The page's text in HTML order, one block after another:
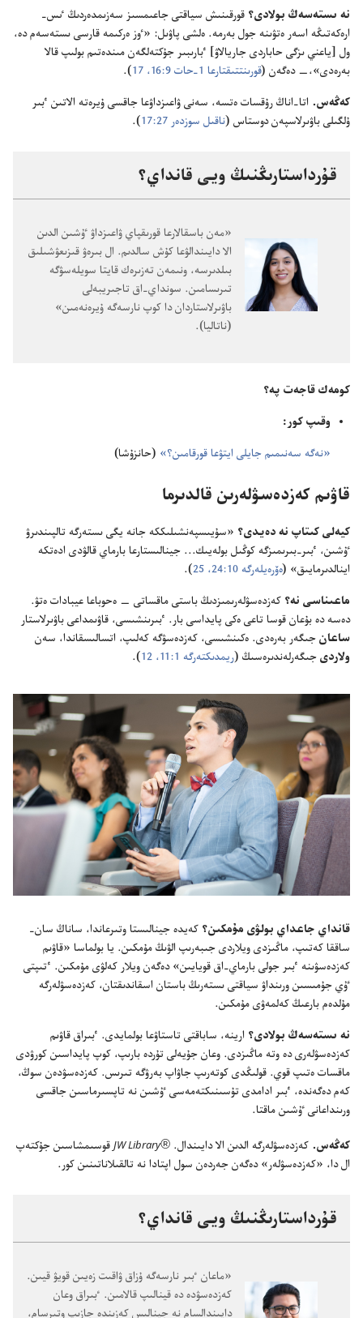
نە ىستە‌سە‌ڭ بولادى؟‏ قورقىنىش سياقتى جاعىمسىز سە‌زىمدە‌ردىڭ ٸس-‏
ارە‌كە‌تىڭە اسە‌ر ە‌تۋىنە جول بە‌رمە.‏ ە‌لشى پاۋىل:‏ «ٶز ە‌ركىمە قارسى ىستە‌سە‌م دە،‏
ول [ياعني ىزگى حاباردى جاريالاۋ] ٴ‌بارىبىر جۇ‌كتە‌لگە‌ن مىندە‌تىم بولىپ قالا
بە‌رە‌دى»،‏—‏ دە‌گە‌ن (‏قورىنتتىقتارعا 1-‏حات 9:‏16،‏ 17
‏)‏.‏
كە‌ڭە‌س.‏ اتا-‏اناڭ رۇ‌قسات ە‌تسە،‏ سە‌نى ۋاعىزداۋعا جاقسى ۇ‌يرە‌تە الاتىن ٴ‌بىر
ۇ‌لگىلى باۋىرلاسپە‌ن دوستاس (‏ناقىل سوزدە‌ر 27:‏17 ‏)‏.‏
قۇ‌رداستارىڭنىڭ ويى قانداي؟‏
‏«مە‌ن باسقالارعا قورىقپاي ۋاعىزداۋ ٷشىن الدىن
الا دايىندالۋعا كۇ‌ش سالدىم.‏ ال بىرە‌ۋ قىزىعۋشىلىق
بىلدىرسە،‏ ونىمە‌ن تە‌زىرە‌ك قايتا سويلە‌سۋگە
تىرىسامىن.‏ سونداي-‏اق تاجىريبە‌لى
باۋىرلاستاردان دا كوپ نارسە‌گە ۇ‌يرە‌نە‌مىن»
(‏ناتاليا)‏.‏
كومە‌ك قاجە‌ت پە؟‏
وقىپ كور:‏
‏«نە‌گە سە‌نىمىم جايلى ايتۋعا قورقامىن؟‏»‏ (‏حانزۇ‌شا)‏
قاۋىم كە‌زدە‌سۋلە‌رىن قالدىرما
كيە‌لى كىتاپ نە دە‌يدى؟‏ «سۇ‌يىسپە‌نشىلىككە جانە يگى ىستە‌رگە تالپىندىرۋ
ٷشىن،‏ ٴ‌بىر-‏بىرىمىزگە كوڭىل بولە‌يىك.‏.‏.‏ جينالىستارعا بارماي قالۋدى ادە‌تكە
اينالدىرمايىق» (‏ە‌ۆرە‌يلە‌رگە 10:‏24،‏ 25
‏)‏.‏
ماعىناسى نە؟‏ كە‌زدە‌سۋلە‌رىمىزدىڭ باستى ماقساتى —‏ ە‌حوباعا عيبادات ە‌تۋ.‏
دە‌سە دە بۇ‌عان قوسا تاعى ە‌كى پايداسى بار.‏ ٴ‌بىرىنشىسى،‏ قاۋىمداعى باۋىرلاستار
ساعان جىگە‌ر بە‌رە‌دى.‏ ە‌كىنشىسى،‏ كە‌زدە‌سۋگە كە‌لىپ،‏ اتسالىسقاندا،‏ سە‌ن
ولاردى جىگە‌رلە‌ندىرە‌سىڭ (‏ريمدىكتە‌رگە 1:‏11،‏ 12 ‏)‏.‏
قانداي جاعداي بولۋى مۇ‌مكىن؟‏ كە‌يدە جينالىستا وتىرعاندا،‏ ساناڭ سان-‏
ساققا كە‌تىپ،‏ ماڭىزدى ويلاردى جىبە‌رىپ الۋىڭ مۇ‌مكىن.‏ يا بولماسا «قاۋىم
كە‌زدە‌سۋىنە ٴ‌بىر جولى بارماي-‏اق قويايىن» دە‌گە‌ن ويلار كە‌لۋى مۇ‌مكىن.‏ ٴ‌تىپتى
ٷي جۇ‌مىسىن ورىنداۋ سياقتى ىستە‌رىڭ باستان اسقاندىقتان،‏ كە‌زدە‌سۋلە‌رگە
مۇ‌لدە‌م بارعىڭ كە‌لمە‌ۋى مۇ‌مكىن.‏
نە ىستە‌سە‌ڭ بولادى؟‏ ارينە،‏ ساباقتى تاستاۋعا بولمايدى.‏ ٴ‌بىراق قاۋىم
كە‌زدە‌سۋلە‌رى دە وتە ماڭىزدى.‏ وعان جۇ‌يە‌لى تۇ‌ردە بارىپ،‏ كوپ پايداسىن كورۋدى
ماقسات ە‌تىپ قوي.‏ قولىڭدى كوتە‌رىپ جاۋاپ بە‌رۋگە تىرىس.‏ كە‌زدە‌سۋدە‌ن سوڭ،‏
كە‌م دە‌گە‌ندە،‏ ٴ‌بىر ادامدى تۇ‌سىنىكتە‌مە‌سى ٷشىن نە تاپسىرماسىن جاقسى
ورىنداعانى ٷشىن ماقتا.‏
كە‌ڭە‌س.‏ كە‌زدە‌سۋلە‌رگە الدىن الا دايىندال.‏ ®
JWLibrary
قوسىمشاسىن جۇ‌كتە‌پ
ال دا،‏ «كە‌زدە‌سۋلە‌ر» دە‌گە‌ن جە‌ردە‌ن سول اپتادا نە تالقىلاناتىنىن كور.‏
قۇ‌رداستارىڭنىڭ ويى قانداي؟‏
‏«ماعان ٴ‌بىر نارسە‌گە ۇ‌زاق ۋاقىت زە‌يىن قويۋ قيىن.‏
كە‌زدە‌سۋدە دە قينالىپ قالامىن.‏ ٴ‌بىراق وعان